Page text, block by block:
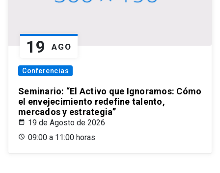
19 AGO
Conferencias
Seminario: “El Activo que Ignoramos: Cómo
el envejecimiento redefine talento,
mercados y estrategia”
19 de Agosto de 2026
09:00 a 11:00 horas